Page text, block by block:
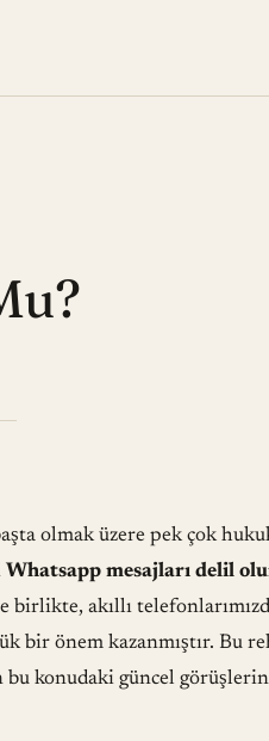
olmak üzere pek çok
Whatsapp mesajları delil
birlikte, akıllı
bir önem kazanmıştır. Bu
bu konudaki güncel